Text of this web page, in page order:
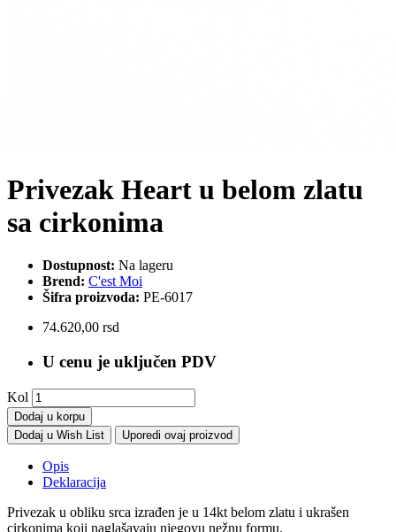
Privezak Heart u belom zlatu
sa cirkonima
Dostupnost: Na lageru
Brend: C'est Moi
Šifra proizvoda: PE-6017
74.620,00 rsd
U cenu je uključen PDV
Kol
Dodaj u korpu
Dodaj u Wish List
Uporedi ovaj proizvod
Opis
Deklaracija
Privezak u obliku srca izrađen je u 14kt belom zlatu i ukrašen
cirkonima koji naglašavaju njegovu nežnu formu.